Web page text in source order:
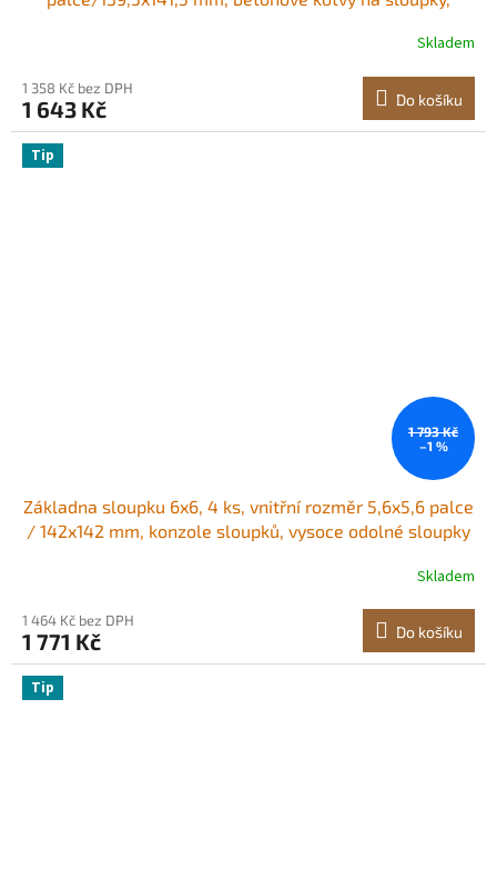
odstupem 1 palec, pro betonové pergoly a terasuSkladem
1 358 Kč bez DPH
1 643 Kč Do košíku
Tip
1 793 Kč
–1 %
Základna sloupku 6x6, 4 ks, vnitřní rozměr 5,6x5,6 palce
/ 142x142 mm, konzole sloupků, vysoce odolné sloupky
Skladem
1 464 Kč bez DPH
1 771 Kč Do košíku
Tip